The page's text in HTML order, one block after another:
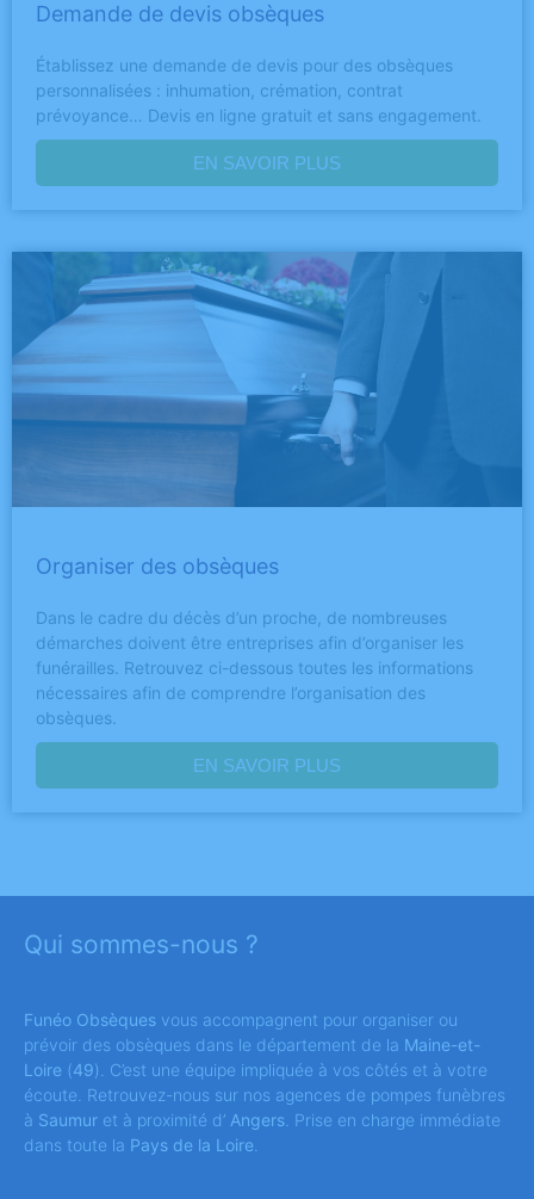
Demande de devis obsèques
Établissez une demande de devis pour des obsèques
personnalisées : inhumation, crémation, contrat
prévoyance… Devis en ligne gratuit et sans engagement.
EN SAVOIR PLUS
Organiser des obsèques
Dans le cadre du décès d’un proche, de nombreuses
démarches doivent être entreprises afin d’organiser les
funérailles. Retrouvez ci-dessous toutes les informations
nécessaires afin de comprendre l’organisation des
obsèques.
EN SAVOIR PLUS
Qui sommes-nous ?
Funéo Obsèques vous accompagnent pour organiser ou
prévoir des obsèques dans le département de la Maine-et-
Loire (49). C’est une équipe impliquée à vos côtés et à votre
écoute. Retrouvez-nous sur nos agences de pompes funèbres
à Saumur et à proximité d’ Angers . Prise en charge immédiate
dans toute la Pays de la Loire